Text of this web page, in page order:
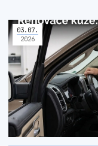
03. 07.
2026